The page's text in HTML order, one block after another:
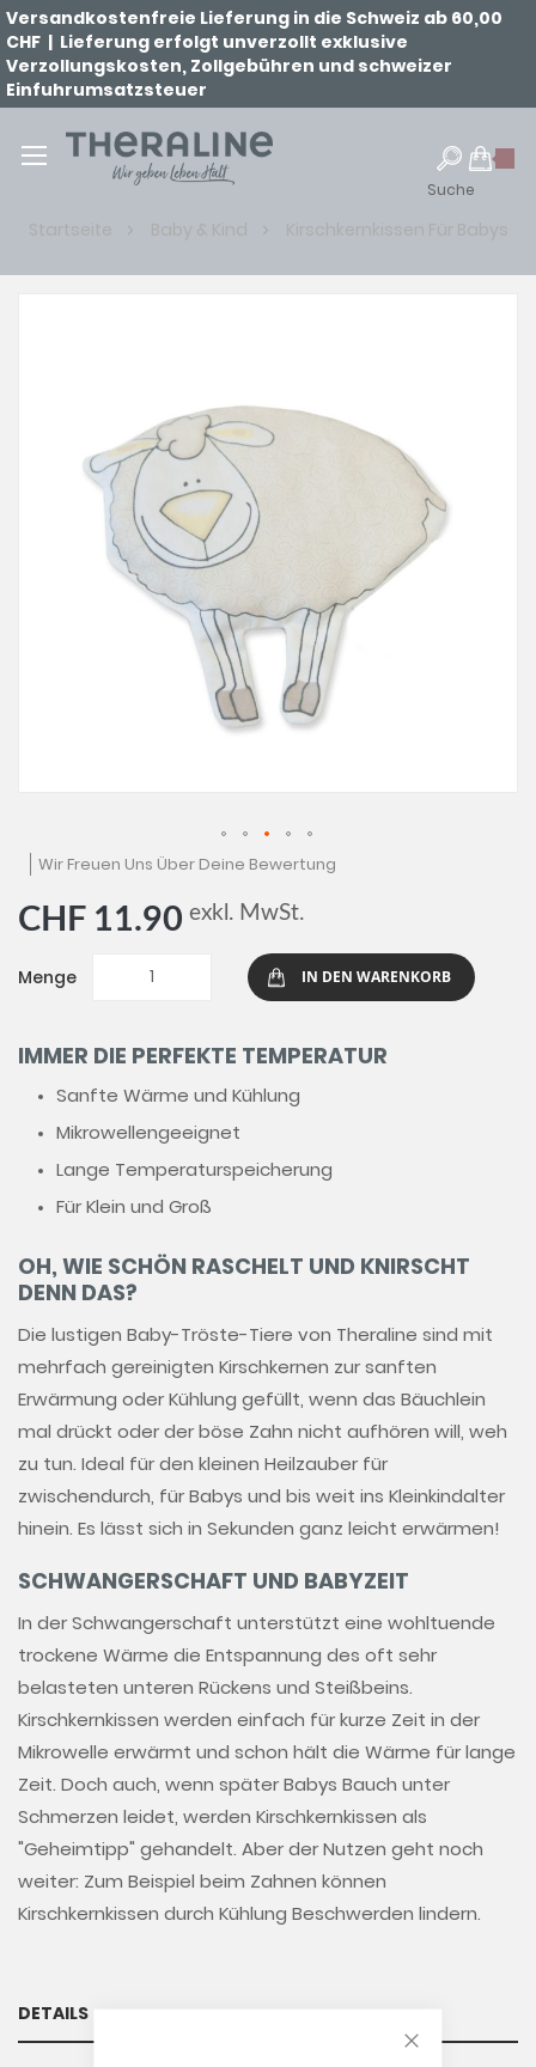
Versandkostenfreie Lieferung in die Schweiz ab 60,00
CHF | Lieferung erfolgt unverzollt exklusive
Verzollungskosten, Zollgebühren und schweizer
Einfuhrumsatzsteuer
Suche
Startseite Baby & Kind Kirschkernkissen Für Babys
Wir Freuen Uns Über Deine Bewertung
CHF 11.90 exkl. MwSt.
Menge IN DEN WARENKORB
IMMER DIE PERFEKTE TEMPERATUR
Sanfte Wärme und Kühlung
Mikrowellengeeignet
Lange Temperaturspeicherung
Für Klein und Groß
OH, WIE SCHÖN RASCHELT UND KNIRSCHT
DENN DAS?
Die lustigen Baby-Tröste-Tiere von Theraline sind mit
mehrfach gereinigten Kirschkernen zur sanften
Erwärmung oder Kühlung gefüllt, wenn das Bäuchlein
mal drückt oder der böse Zahn nicht aufhören will, weh
zu tun. Ideal für den kleinen Heilzauber für
zwischendurch, für Babys und bis weit ins Kleinkindalter
hinein. Es lässt sich in Sekunden ganz leicht erwärmen!
SCHWANGERSCHAFT UND BABYZEIT
In der Schwangerschaft unterstützt eine wohltuende
trockene Wärme die Entspannung des oft sehr
belasteten unteren Rückens und Steißbeins.
Kirschkernkissen werden einfach für kurze Zeit in der
Mikrowelle erwärmt und schon hält die Wärme für lange
Zeit. Doch auch, wenn später Babys Bauch unter
Schmerzen leidet, werden Kirschkernkissen als
"Geheimtipp" gehandelt. Aber der Nutzen geht noch
weiter: Zum Beispiel beim Zahnen können
Kirschkernkissen durch Kühlung Beschwerden lindern.
Zum
Anfang
der
Bildgalerie
DETAILS